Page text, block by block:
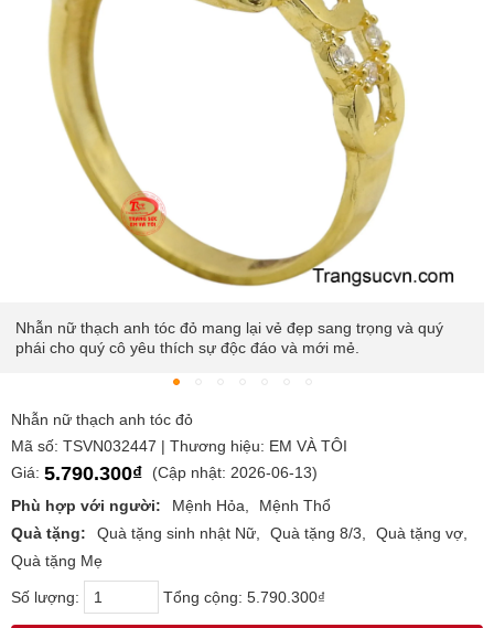
và quý
Chiếc nhẫn được khắc họa hình ảnh chú hồ ly
chất liệu vàng 10K óng ánh kết hợp hài hòa với
Nhẫn nữ thạch anh tóc đỏ
Mã số: TSVN032447 | Thương hiệu: EM VÀ TÔI
Giá: 5.790.300₫
(Cập nhật: 2026-06-13)
Phù hợp với người:
Mệnh Hỏa
Mệnh Thổ
Quà tặng:
Quà tặng sinh nhật Nữ Quà tặng 8/3
Quà tặng vợ
Quà tặng Mẹ
Số lượng: Tổng cộng: 5.790.300₫